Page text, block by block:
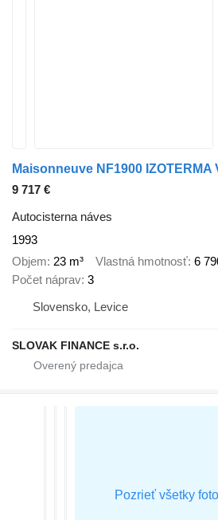
Maisonneuve NF1900 IZOTERMA
9 717 €
Autocisterna náves
1993
Objem 23 m³ Vlastná hmotnosť 6
Počet náprav 3
Slovensko, Levice
SLOVAK FINANCE s.r.o.